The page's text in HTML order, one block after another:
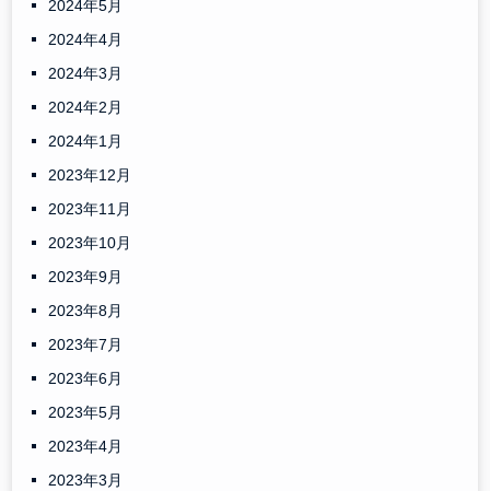
2024年5月
2024年4月
2024年3月
2024年2月
2024年1月
2023年12月
2023年11月
2023年10月
2023年9月
2023年8月
2023年7月
2023年6月
2023年5月
2023年4月
2023年3月